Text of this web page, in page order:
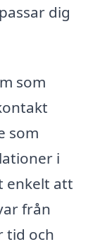
dig
som
som
i
enkelt att
från
tid och